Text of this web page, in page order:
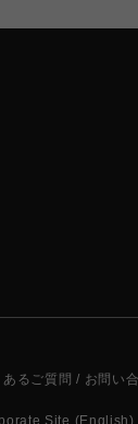
あるご質問 / お問い
Site (English)